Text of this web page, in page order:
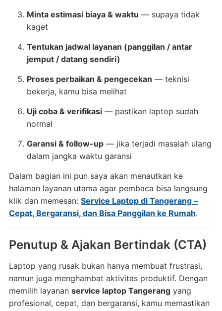
Minta estimasi biaya & waktu — supaya tidak
kaget
Tentukan jadwal layanan (panggilan / antar
jemput / datang sendiri)
Proses perbaikan & pengecekan — teknisi
bekerja, kamu bisa melihat
Uji coba & verifikasi— pastikan laptop sudah
normal
Garansi & follow-up— jika terjadi masalah ulang
dalam jangka waktu garansi
Dalam bagian ini pun saya akan menautkan ke
halaman layanan utama agar pembaca bisa langsung
klik dan memesan: Service Laptop di Tangerang –
Cepat, Bergaransi, dan Bisa Panggilan ke Rumah.
Penutup & Ajakan Bertindak (CTA)
Laptop yang rusak bukan hanya membuat frustrasi,
namun juga menghambat aktivitas produktif. Dengan
memilih layanan service laptop Tangerangyang
profesional, cepat, dan bergaransi, kamu memastikan